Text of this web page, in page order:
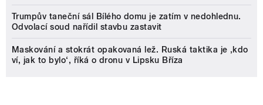
Trumpův taneční sál Bílého domu je zatím v nedohlednu.
Odvolací soud nařídil stavbu zastavit
Maskování a stokrát opakovaná lež. Ruská taktika je ‚kdo
ví, jak to bylo‘, říká o dronu v Lipsku Bříza